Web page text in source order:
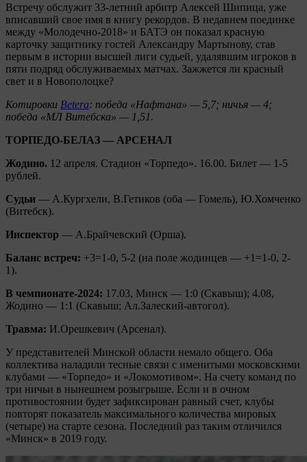
Встречу обслужит 33-летний арбитр Алексей Шипица, уже
вписавший свое имя в книгу рекордов. В недавнем поединке
между «Молодечно-2018» и БАТЭ он показал красную
карточку защитнику гостей Александру Мартынову, став
первым в истории высшей лиги судьей, удалявшим игроков в
пяти подряд обслуживаемых матчах. Зажжется ли красный
свет и в Новополоцке?
Котировки Betera: победа «Нафтана» — 5,7; ничья — 4;
победа «МЛ Витебска» — 1,51.
ТОРПЕДО-БЕЛАЗ — АРСЕНАЛ
Жодино. 12 апреля. Стадион «Торпедо». 16.00. Билет — 1-5
рублей.
Судьи — А.Кургхели, В.Гетиков (оба — Гомель), Ю.Хомченко
(Витебск).
Инспектор — А.Брайчевский (Орша).
Баланс встреч: +3=1-0, 5-2 (на поле жодинцев — +1=1-0, 2-
1).
В чемпионате-2024: 17.03, Минск — 1:0 (Скавыш); 4.08,
Жодино — 1:1 (Скавыш; Ал.Залеский-автогол).
Травма: И.Орешкевич (Арсенал).
У представителей Минской области немало общего. Оба
коллектива наладили тесные связи с именитыми московскими
клубами — «Торпедо» и «Локомотивом». На счету команд по
три ничьи в нынешнем розыгрыше. Если и в очном
противостоянии будет зафиксирован равный счет, клубы
повторят показатель максимального количества мировых
(четыре) на старте сезона. Последний раз таким отличился
«Минск» в 2019 году.